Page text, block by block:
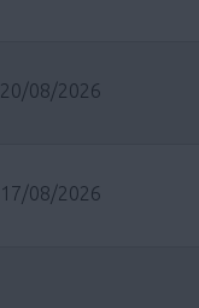
20/08/2026
17/08/2026